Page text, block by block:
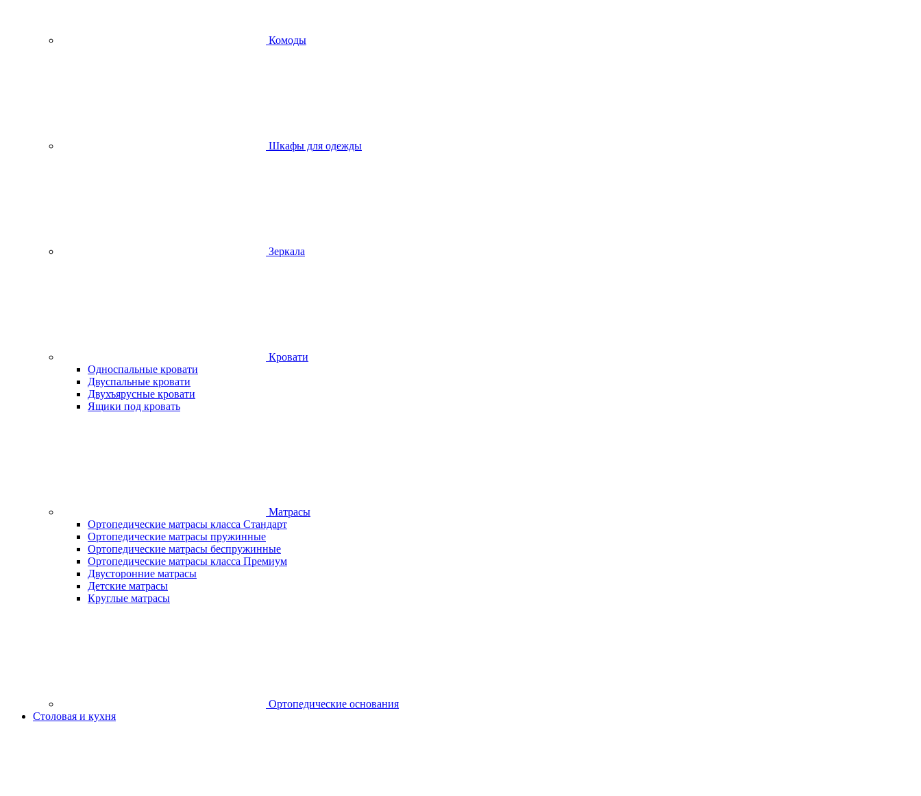
Комоды
Шкафы для одежды
Зеркала
Кровати
Односпальные кровати
Двуспальные кровати
Двухъярусные кровати
Ящики под кровать
Матрасы
Ортопедические матрасы класса Стандарт
Ортопедические матрасы пружинные
Ортопедические матрасы беспружинные
Ортопедические матрасы класса Премиум
Двусторонние матрасы
Детские матрасы
Круглые матрасы
Ортопедические основания
Столовая и кухня